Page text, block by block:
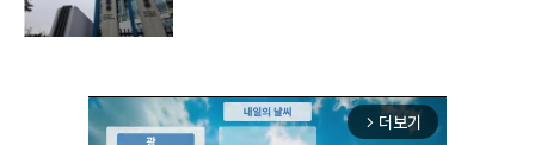
arrow_forward_ios 더보기